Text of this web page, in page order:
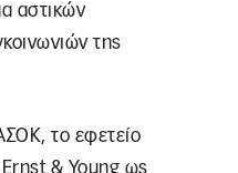
αστικών
της
το εφετείο
Ernst & Young ως